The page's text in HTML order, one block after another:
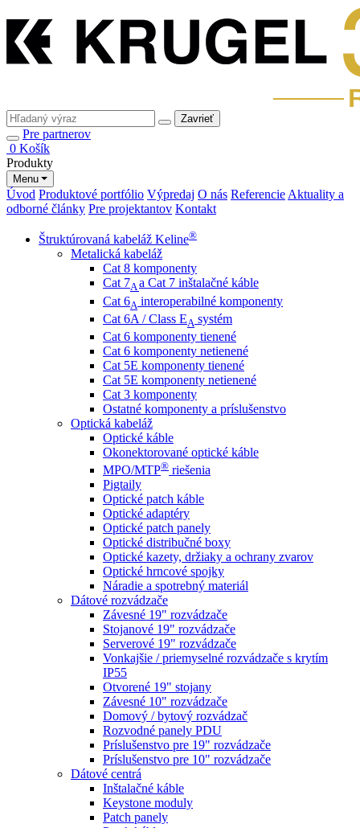
Zavrieť
Pre partnerov
0 Košík
Produkty
Menu
Úvod Produktové portfólio Výpredaj O nás Referencie Aktuality a
odborné články Pre projektantov Kontakt
Štruktúrovaná kabeláž Keline®
Metalická kabeláž
Cat 8 komponenty
Cat 7Aa Cat 7 inštalačné káble
Cat 6A interoperabilné komponenty
Cat 6A / Class EA systém
Cat 6 komponenty tienené
Cat 6 komponenty netienené
Cat 5E komponenty tienené
Cat 5E komponenty netienené
Cat 3 komponenty
Ostatné komponenty a príslušenstvo
Optická kabeláž
Optické káble
Okonektorované optické káble
MPO/MTP® ​ riešenia
Pigtaily
Optické patch káble
Optické adaptéry
Optické patch panely
Optické distribučné boxy
Optické kazety, držiaky a ochrany zvarov
Optické hrncové spojky
Náradie a spotrebný materiál
Dátové rozvádzače
Závesné 19" rozvádzače
Stojanové 19" rozvádzače
Serverové 19" rozvádzače
Vonkajšie / priemyselné rozvádzače s krytím
IP55
Otvorené 19" stojany
Závesné 10" rozvádzače
Domový / bytový rozvádzač
Rozvodné panely PDU
Príslušenstvo pre 19" rozvádzače
Príslušenstvo pre 10" rozvádzače
Dátové centrá
Inštalačné káble
Keystone moduly
Patch panely